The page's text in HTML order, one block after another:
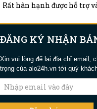
Rất hân hạnh được hỗ trợ
ĐĂNG KÝ NHẬN
Xin vui lòng để lại địa chỉ email,
trọng của alo24h.vn tới quý